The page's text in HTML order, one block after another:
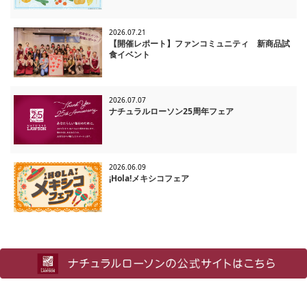
2026.07.21
【開催レポート】ファンコミュニティ 新商品試
食イベント
2026.07.07
ナチュラルローソン25周年フェア
2026.06.09
¡Hola!メキシコフェア